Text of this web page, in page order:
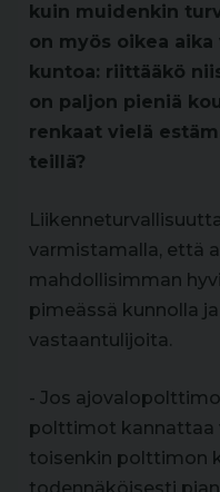
kuin muidenkin
on myös oikea
kuntoa: riittääkö
on paljon pieniä
renkaat vielä
teillä?
varmistamalla, että
mahdollisimman
pimeässä kunnolla
vastaantulijoita.
- Jos
polttimot kannattaa
toisenkin polttimon